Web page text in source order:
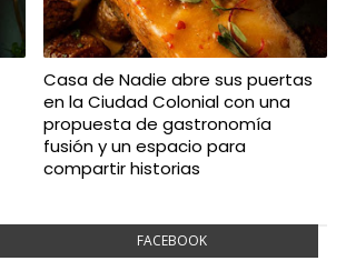
Casa de Nadie abre sus puertas
en la Ciudad Colonial con una
propuesta de gastronomía
fusión y un espacio para
compartir historias
FACEBOOK